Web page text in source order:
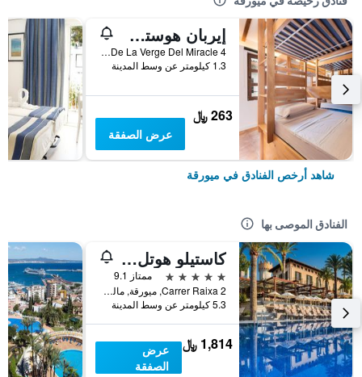
إيربان هوستل بالما ألبيرجيو جوفينيل
Placa De La Verge Del Miracle 4, ميورقة, مالوركا, أسبانيا
1.3 كيلومتر عن وسط المدينة
263 ﷼
عرض الصفقة
شاهد أرخص الفنادق في ميورقة
الفنادق الموصى بها
كاستيلو هوتل سون فيدا، إيه لاكشري كوليكشن هوتل، مالوركا
5 نجوم
ممتاز 9.1
Carrer Raixa 2, ميورقة, مالوركا, أسبانيا
5.3 كيلومتر عن وسط المدينة
1,814 ﷼
عرض
الصفقة